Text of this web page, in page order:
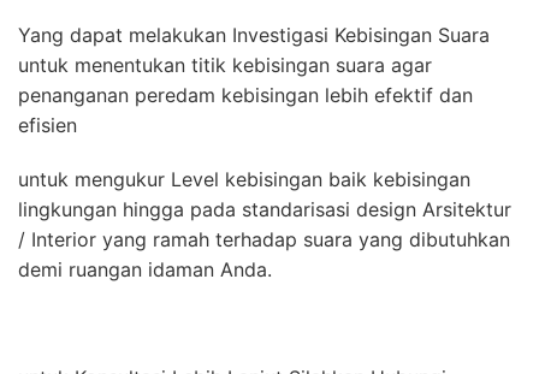
Yang dapat melakukan Investigasi Kebisingan Suara
untuk menentukan titik kebisingan suara agar
penanganan peredam kebisingan lebih efektif dan
efisien
untuk mengukur Level kebisingan baik kebisingan
lingkungan hingga pada standarisasi design Arsitektur
/ Interior yang ramah terhadap suara yang dibutuhkan
demi ruangan idaman Anda.